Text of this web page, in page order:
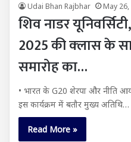
Udai Bhan Rajbhar May
शिव नाडर
2025 की क्‍लास के
समारोह का…
• भारत के G20 शेरपा और नीति
इस कार्यक्रम में बतौर मुख्य अतिथि…
Read More »